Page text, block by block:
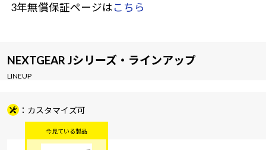
3年無償保証ページはこちら
NEXTGEAR Jシリーズ・ラインアップ
LINEUP
カスタマイズ可